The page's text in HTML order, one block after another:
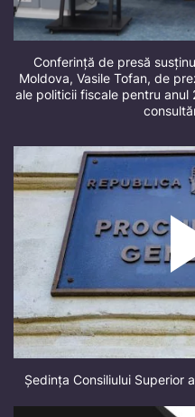
Conferință de presă
Moldova, Vasile Tofan, de
ale politicii fiscale pentru anul
Ședința Consiliului Superior